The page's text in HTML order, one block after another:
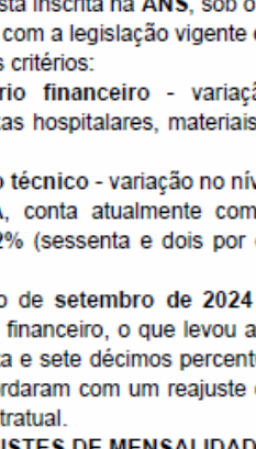
A P
Conheça nossos